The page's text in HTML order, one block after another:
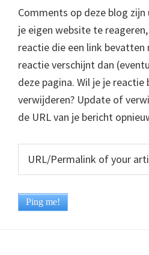
Comments op deze blog
je eigen website te
reactie die een link
reactie verschijnt dan
deze pagina. Wil je je
verwijderen? Update of
de URL van je bericht